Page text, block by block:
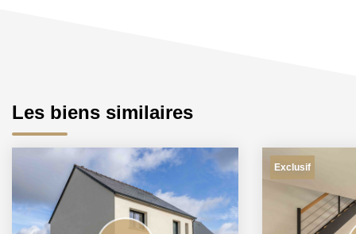
Les biens similaires
Exclusif